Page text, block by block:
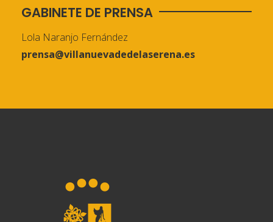
GABINETE DE PRENSA
Lola Naranjo Fernández
prensa@villanuevadedelaserena.es